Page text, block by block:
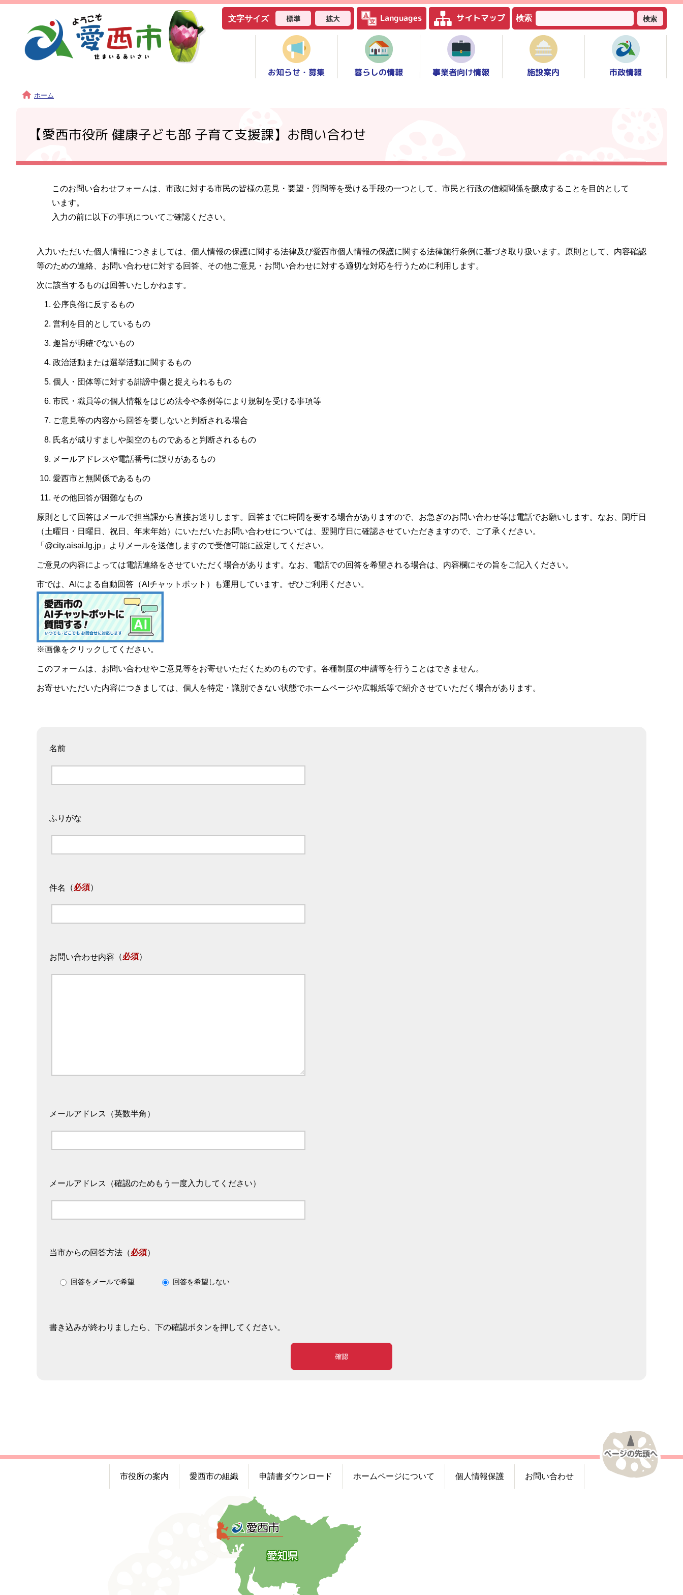
文字サイズ 標準 拡大 Languages サイトマップ 検索 検索
お知らせ・募集 暮らしの情報 事業者向け情報 施設案内 市政情報
ホーム
【愛西市役所 健康子ども部 子育て支援課】お問い合わせ
このお問い合わせフォームは、市政に対する市民の皆様の意見・要望・質問等を受ける手段の一つとして、市民と行政の信頼関係を醸成することを目的として
います。
入力の前に以下の事項についてご確認ください。
入力いただいた個人情報につきましては、個人情報の保護に関する法律及び愛西市個人情報の保護に関する法律施行条例に基づき取り扱います。原則として、内容確認
等のための連絡、お問い合わせに対する回答、その他ご意見・お問い合わせに対する適切な対応を行うために利用します。
次に該当するものは回答いたしかねます。
公序良俗に反するもの
営利を目的としているもの
趣旨が明確でないもの
政治活動または選挙活動に関するもの
個人・団体等に対する誹謗中傷と捉えられるもの
市民・職員等の個人情報をはじめ法令や条例等により規制を受ける事項等
ご意見等の内容から回答を要しないと判断される場合
氏名が成りすましや架空のものであると判断されるもの
メールアドレスや電話番号に誤りがあるもの
愛西市と無関係であるもの
その他回答が困難なもの
原則として回答はメールで担当課から直接お送りします。回答までに時間を要する場合がありますので、お急ぎのお問い合わせ等は電話でお願いします。なお、閉庁日
（土曜日・日曜日、祝日、年末年始）にいただいたお問い合わせについては、翌開庁日に確認させていただきますので、ご了承ください。
「@city.aisai.lg.jp」よりメールを送信しますので受信可能に設定してください。
ご意見の内容によっては電話連絡をさせていただく場合があります。なお、電話での回答を希望される場合は、内容欄にその旨をご記入ください。
市では、AIによる自動回答（AIチャットボット）も運用しています。ぜひご利用ください。
※画像をクリックしてください。
このフォームは、お問い合わせやご意見等をお寄せいただくためのものです。各種制度の申請等を行うことはできません。
お寄せいただいた内容につきましては、個人を特定・識別できない状態でホームページや広報紙等で紹介させていただく場合があります。
名前
ふりがな
件名 （必須）
お問い合わせ内容 （必須）
メールアドレス（英数半角）
メールアドレス（確認のためもう一度入力してください）
当市からの回答方法 （必須）
回答をメールで希望 回答を希望しない
書き込みが終わりましたら、下の確認ボタンを押してください。
確認
市役所の案内 愛西市の組織 申請書ダウンロード ホームページについて 個人情報保護 お問い合わせ